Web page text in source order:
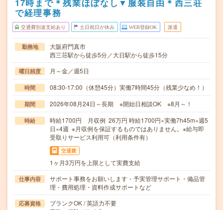
17時まで＊残業ほぼなし▼服装自由＊西三荘
で経理事務
交通費別途支給あり 土日祝日が休み WEB登録OK 派遣
勤務地
大阪府門真市
西三荘駅から徒歩5分／大日駅から徒歩15分
曜日頻度 月～金／週5日
時間 08:30-17:00（休憩45分）実働7時間45分（残業少なめ！）
期間 2026年08月24日～長期 ※開始日相談OK ※8月～！
時給
時給1700円 月収例 26万円 時給1700円×実働7h45m×週5
日×4週 ※月収例を保証するものではありません。※給与即
受取りサービス利用可（利用条件有）
交通費
1ヶ月3万円を上限として実費支給
仕事内容
サポート事務をお願いします・予実管理サポート・備品管
理・費用処理・資料作成サポートなど
応募資格
ブランクOK / 英語力不要